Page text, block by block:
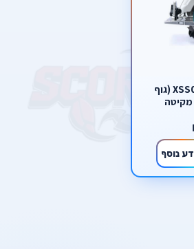
מסור עגול XSS02 18V (גוף
נוסף